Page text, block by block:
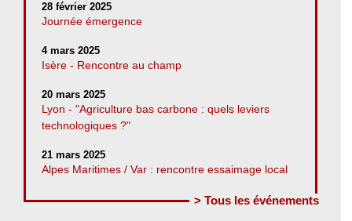
28 février 2025
Journée émergence
4 mars 2025
Isère - Rencontre au champ
20 mars 2025
Lyon - "Agriculture bas carbone : quels leviers
technologiques ?"
21 mars 2025
Alpes Maritimes / Var : rencontre essaimage local
> Tous les événements